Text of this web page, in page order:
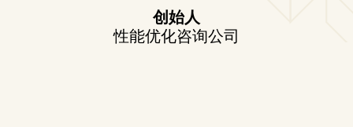
创始人
性能优化咨询公司